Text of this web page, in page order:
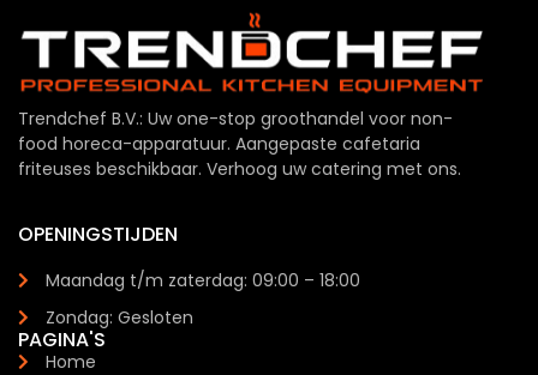
Trendchef B.V.: Uw one-stop groothandel voor non-
food horeca-apparatuur. Aangepaste cafetaria
friteuses beschikbaar. Verhoog uw catering met ons.
OPENINGSTIJDEN
Maandag t/m zaterdag: 09:00 – 18:00
Zondag: Gesloten
PAGINA'S
Home